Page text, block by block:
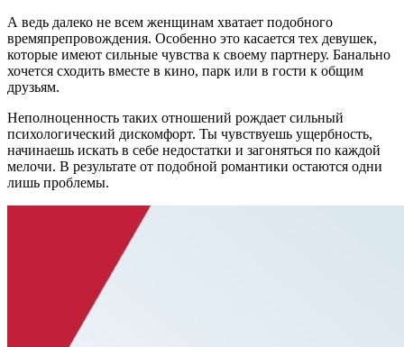
А ведь далеко не всем женщинам хватает подобного
времяпрепровождения. Особенно это касается тех девушек,
которые имеют сильные чувства к своему партнеру. Банально
хочется сходить вместе в кино, парк или в гости к общим
друзьям.
Неполноценность таких отношений рождает сильный
психологический дискомфорт. Ты чувствуешь ущербность,
начинаешь искать в себе недостатки и загоняться по каждой
мелочи. В результате от подобной романтики остаются одни
лишь проблемы.